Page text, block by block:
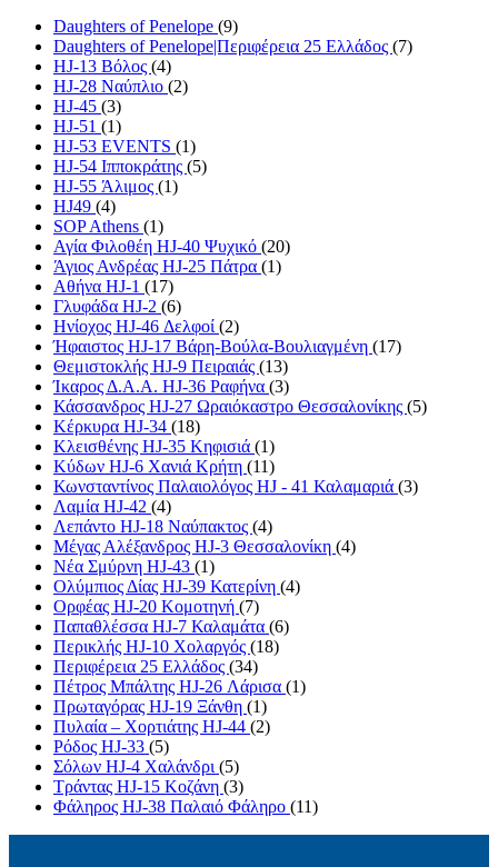
Daughters of Penelope (9)
Daughters of Penelope|Περιφέρεια 25 Ελλάδος (7)
HJ-13 Βόλος (4)
HJ-28 Ναύπλιο (2)
HJ-45 (3)
HJ-51 (1)
HJ-53 EVENTS (1)
HJ-54 Ιπποκράτης (5)
HJ-55 Άλιμος (1)
HJ49 (4)
SOP Athens (1)
Αγία Φιλοθέη HJ-40 Ψυχικό (20)
Άγιος Ανδρέας HJ-25 Πάτρα (1)
Αθήνα HJ-1 (17)
Γλυφάδα HJ-2 (6)
Ηνίοχος HJ-46 Δελφοί (2)
Ήφαιστος HJ-17 Βάρη-Βούλα-Βουλιαγμένη (17)
Θεμιστοκλής HJ-9 Πειραιάς (13)
Ίκαρος Δ.Α.Α. HJ-36 Ραφήνα (3)
Κάσσανδρος HJ-27 Ωραιόκαστρο Θεσσαλονίκης (5)
Κέρκυρα HJ-34 (18)
Κλεισθένης HJ-35 Κηφισιά (1)
Κύδων HJ-6 Χανιά Κρήτη (11)
Κωνσταντίνος Παλαιολόγος HJ - 41 Καλαμαριά (3)
Λαμία HJ-42 (4)
Λεπάντο HJ-18 Ναύπακτος (4)
Μέγας Αλέξανδρος HJ-3 Θεσσαλονίκη (4)
Νέα Σμύρνη HJ-43 (1)
Ολύμπιος Δίας HJ-39 Κατερίνη (4)
Ορφέας HJ-20 Κομοτηνή (7)
Παπαθλέσσα HJ-7 Καλαμάτα (6)
Περικλής HJ-10 Χολαργός (18)
Περιφέρεια 25 Ελλάδος (34)
Πέτρος Μπάλτης HJ-26 Λάρισα (1)
Πρωταγόρας HJ-19 Ξάνθη (1)
Πυλαία – Χορτιάτης HJ-44 (2)
Ρόδος HJ-33 (5)
Σόλων HJ-4 Χαλάνδρι (5)
Τράντας HJ-15 Κοζάνη (3)
Φάληρος HJ-38 Παλαιό Φάληρο (11)